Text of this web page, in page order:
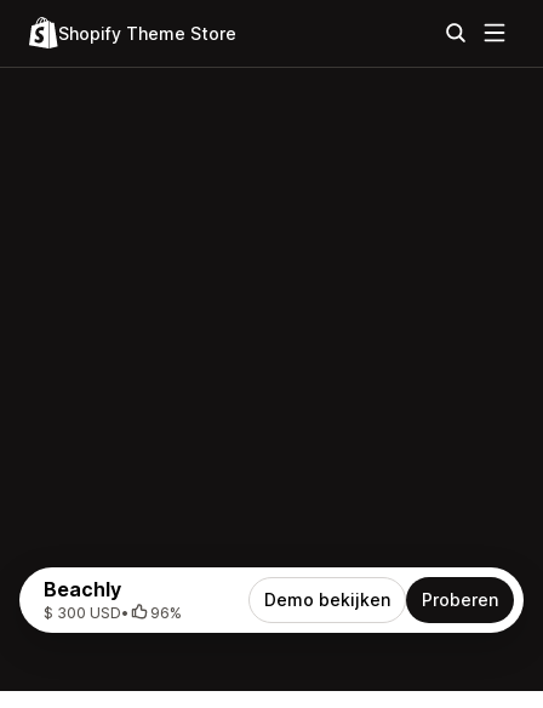
Shopify Theme Store
Beachly
$ 300 USD• 96%
Demo bekijken Proberen